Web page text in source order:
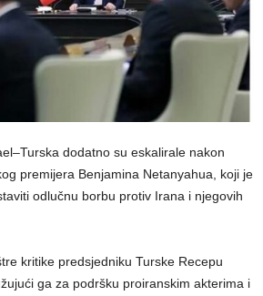
dodatno su eskalirale nakon
premijera Benjamina Netanyahua, koji je
odlučnu borbu protiv Irana i njegovih
kritike predsjedniku Turske Recepu
ga za podršku proiranskim akterima i